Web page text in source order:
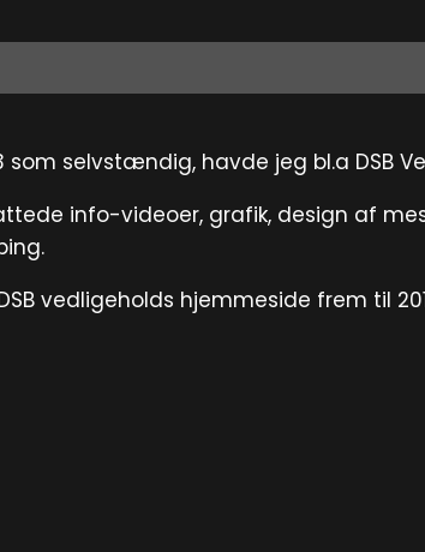
som selvstændig, havde jeg bl.a DSB
info-videoer, grafik, design af
vedligeholds hjemmeside frem til